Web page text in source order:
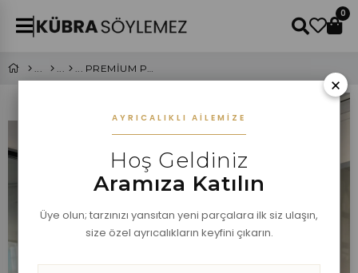
0
PREMİUM POLO YAKA HIRKA
×
AYRICALIKLI AILEMIZE
Hoş Geldiniz
Aramıza Katılın
Üye olun; tarzınızı yansıtan yeni parçalara ilk siz ulaşın,
size özel ayrıcalıkların keyfini çıkarın.